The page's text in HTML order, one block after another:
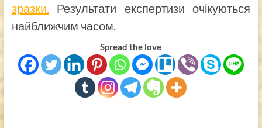
зразки.Результати експертизи очікуються
найближчим часом.
Spread the love